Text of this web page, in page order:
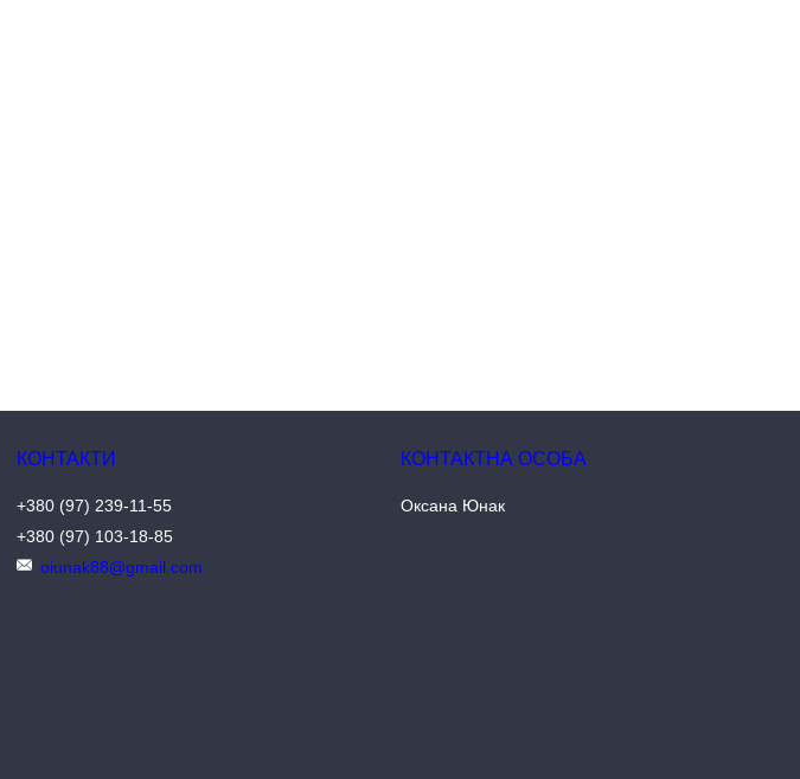
+380 (97) 239-11-55
+380 (97) 103-18-85
oiunak88@gmail.com
Оксана Юнак